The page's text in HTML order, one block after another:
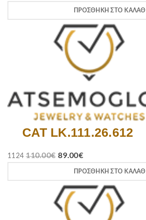
ΠΡΟΣΘΉΚΗ ΣΤΟ ΚΑΛΆΘΙ
CAT LK.111.26.612
1124 110.00€ 89.00€
ΠΡΟΣΘΉΚΗ ΣΤΟ ΚΑΛΆΘΙ